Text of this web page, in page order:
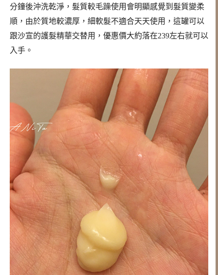
分鐘後沖洗乾淨，髮質較毛躁使用會明顯感覺到髮質變柔
順，由於質地較濃厚，細軟髮不適合天天使用，這罐可以
跟沙宣的護髮精華交替用，優惠價大約落在239左右就可以
入手。